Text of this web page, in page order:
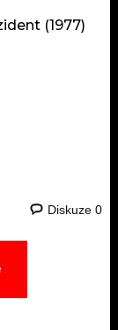
(1977)
Diskuze 0